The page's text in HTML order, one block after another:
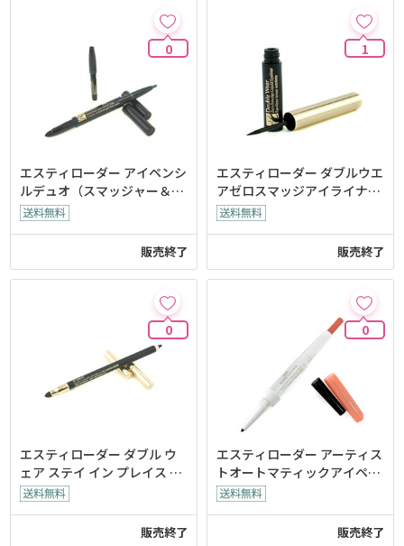
0
エスティローダー アイペンシ
ルデュオ（スマッジャー＆詰
替え）- 0.01oz/0.28g
販売終了
1
エスティローダー ダブルウエ
アゼロスマッジアイライナー
3ml/0.1oz
販売終了
0
エスティローダー ダブル ウ
ェア ステイ イン プレイス ア
イ ペンシル
販売終了
0
エスティローダー アーティス
トオートマティックアイペン
シル
販売終了